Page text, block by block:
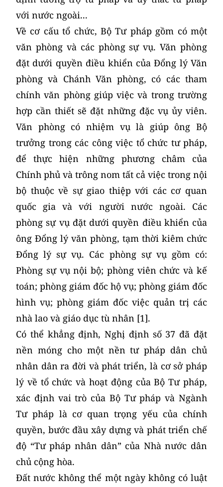
với nước ngoài...
Về cơ cấu tổ chức, Bộ Tư pháp gồm có một
văn phòng và các phòng sự vụ. Văn phòng
đặt dưới quyền điều khiển của Đổng lý Văn
phòng và Chánh Văn phòng, có các tham
chính văn phòng giúp việc và trong trường
hợp cần thiết sẽ đặt những đặc vụ ủy viên.
Văn phòng có nhiệm vụ là giúp ông Bộ
trưởng trong các công việc tổ chức tư pháp,
để thực hiện những phương châm của
Chính phủ và trông nom tất cả việc trong nội
bộ thuộc về sự giao thiệp với các cơ quan
quốc gia và với người nước ngoài. Các
phòng sự vụ đặt dưới quyền điều khiển của
ông Đổng lý văn phòng, tạm thời kiêm chức
Đổng lý sự vụ. Các phòng sự vụ gồm có:
Phòng sự vụ nội bộ; phòng viên chức và kế
toán; phòng giám đốc hộ vụ; phòng giám đốc
hình vụ; phòng giám đốc việc quản trị các
nhà lao và giáo dục tù nhân [1].
Có thể khẳng định, Nghị định số 37 đã đặt
nền móng cho một nền tư pháp dân chủ
nhân dân ra đời và phát triển, là cơ sở pháp
lý về tổ chức và hoạt động của Bộ Tư pháp,
xác định vai trò của Bộ Tư pháp và Ngành
Tư pháp là cơ quan trọng yếu của chính
quyền, bước đầu xây dựng và phát triển chế
độ “Tư pháp nhân dân” của Nhà nước dân
chủ cộng hòa.
Đất nước không thể một ngày không có luật